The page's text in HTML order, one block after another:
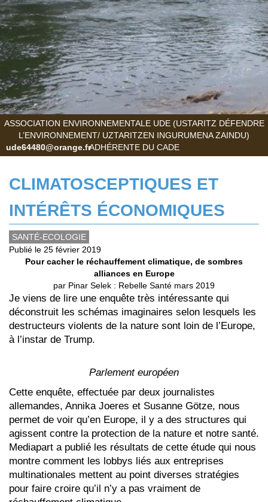
ASSOCIATION ENVIRONNEMENTALE UDE (USTARITZ DÉFENDRE
L’ENVIRONNEMENT/ UZTARITZEN INGURUMENA ZAINDU)
ADHÉRENTE DU CADE
ude64480@orange.fr
CLIMATOSCEPTIQUES ET
INTÉRÊTS ÉCONOMIQUES
SANTÉ-ECOLOGIE
Publié le 25 février 2019
Pour cacher le réchauffement climatique, de sombres
alliances en Europe
par Pinar Selek : Rebelle Santé mars 2019
Je viens de lire une enquête très intéressante qui
déconstruit les schémas imaginaires selon lesquels les
destructeurs violents de la nature sont loin de l’Europe,
à l’instar de Trump.
Parlement européen
Cette enquête, effectuée par deux journalistes
allemandes, Annika Joeres et Susanne Götze, nous
permet de voir qu’en Europe, il y a des structures qui
agissent contre la protection de la nature et notre santé.
Mediapart a publié les résultats de cette étude qui nous
montre comment les lobbys liés aux entreprises
multinationales mettent au point diverses stratégies
pour faire croire qu’il n’y a pas vraiment de